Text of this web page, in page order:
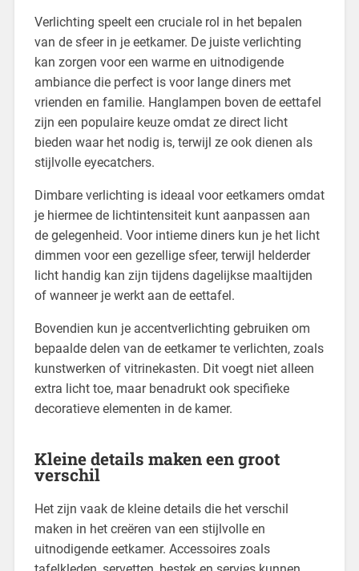
Verlichting speelt een cruciale rol in het bepalen
van de sfeer in je eetkamer. De juiste verlichting
kan zorgen voor een warme en uitnodigende
ambiance die perfect is voor lange diners met
vrienden en familie. Hanglampen boven de eettafel
zijn een populaire keuze omdat ze direct licht
bieden waar het nodig is, terwijl ze ook dienen als
stijlvolle eyecatchers.
Dimbare verlichting is ideaal voor eetkamers omdat
je hiermee de lichtintensiteit kunt aanpassen aan
de gelegenheid. Voor intieme diners kun je het licht
dimmen voor een gezellige sfeer, terwijl helderder
licht handig kan zijn tijdens dagelijkse maaltijden
of wanneer je werkt aan de eettafel.
Bovendien kun je accentverlichting gebruiken om
bepaalde delen van de eetkamer te verlichten, zoals
kunstwerken of vitrinekasten. Dit voegt niet alleen
extra licht toe, maar benadrukt ook specifieke
decoratieve elementen in de kamer.
Kleine details maken een groot
verschil
Het zijn vaak de kleine details die het verschil
maken in het creëren van een stijlvolle en
uitnodigende eetkamer. Accessoires zoals